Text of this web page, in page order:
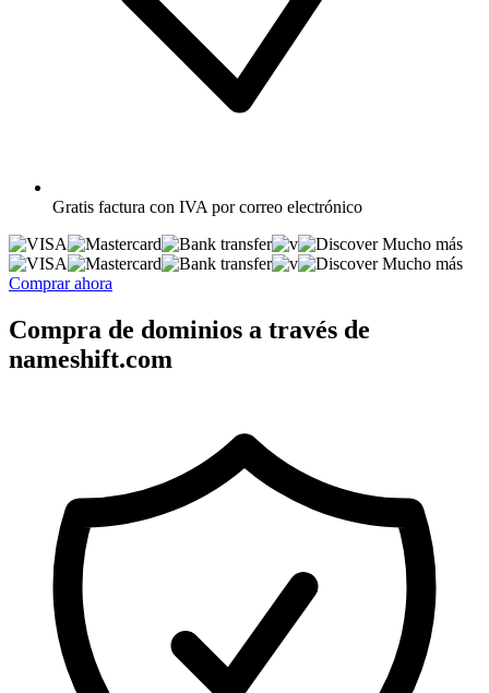
Gratis factura con IVA por correo electrónico
Mucho más
Mucho más
Comprar ahora
Compra de dominios a través de
nameshift.com